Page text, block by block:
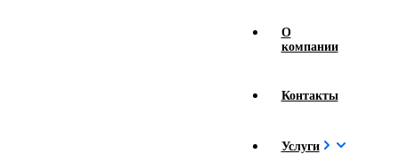
О
компании
Контакты
Услуги